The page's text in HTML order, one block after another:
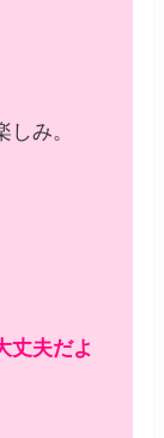
み。
丈夫だよ